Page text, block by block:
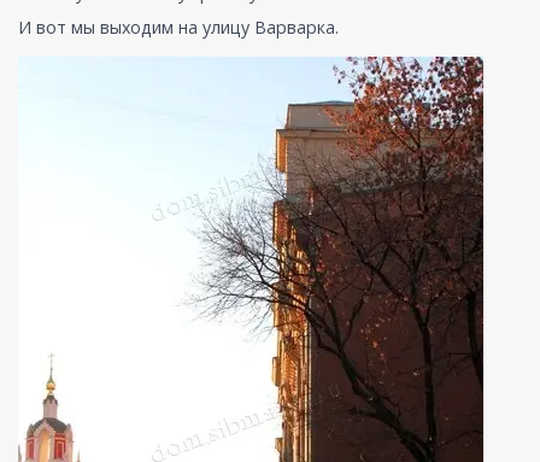
И вот мы выходим на улицу Варварка.